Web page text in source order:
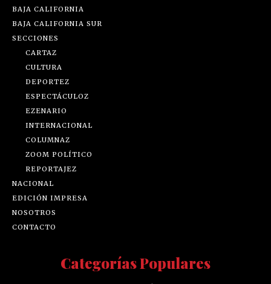
BAJA CALIFORNIA
BAJA CALIFORNIA SUR
SECCIONES
CARTAZ
CULTURA
DEPORTEZ
ESPECTÁCULOZ
EZENARIO
INTERNACIONAL
COLUMNAZ
ZOOM POLÍTICO
REPORTAJEZ
NACIONAL
EDICIÓN IMPRESA
NOSOTROS
CONTACTO
Categorías Populares